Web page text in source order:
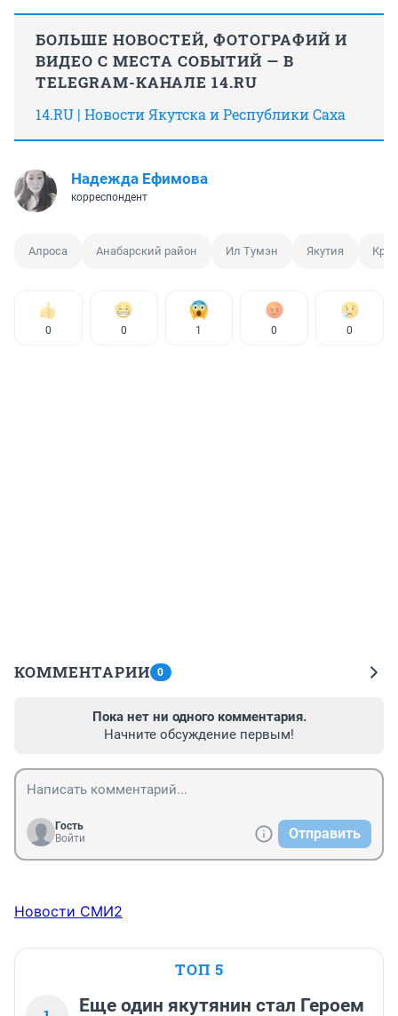
БОЛЬШЕ НОВОСТЕЙ, ФОТОГРАФИЙ И
ВИДЕО С МЕСТА СОБЫТИЙ — В
TELEGRAM-КАНАЛЕ 14.RU
14.RU | Новости Якутска и Республики Саха
Надежда Ефимова
корреспондент
Алроса Анабарский район Ил Тумэн Якутия
0 0 1 0 0
КОММЕНТАРИИ 0
Пока нет ни одного комментария.
Начните обсуждение первым!
Гость
Войти
Отправить
Новости СМИ2
ТОП 5
Еще один якутянин стал Героем